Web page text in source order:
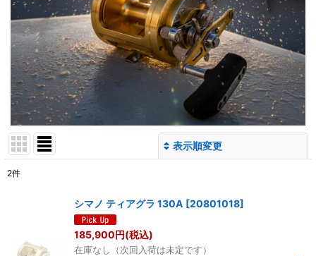
表示順変更
2件
シマノ ティアグラ 130A [20801018]
185,900円(税込)
在庫なし（次回入荷は未定です）